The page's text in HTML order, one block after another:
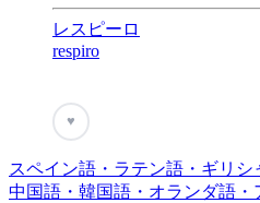
レスピーロ
respiro
♥
スペイン語・ラテン語・ギリ
中国語・韓国語・オランダ語・